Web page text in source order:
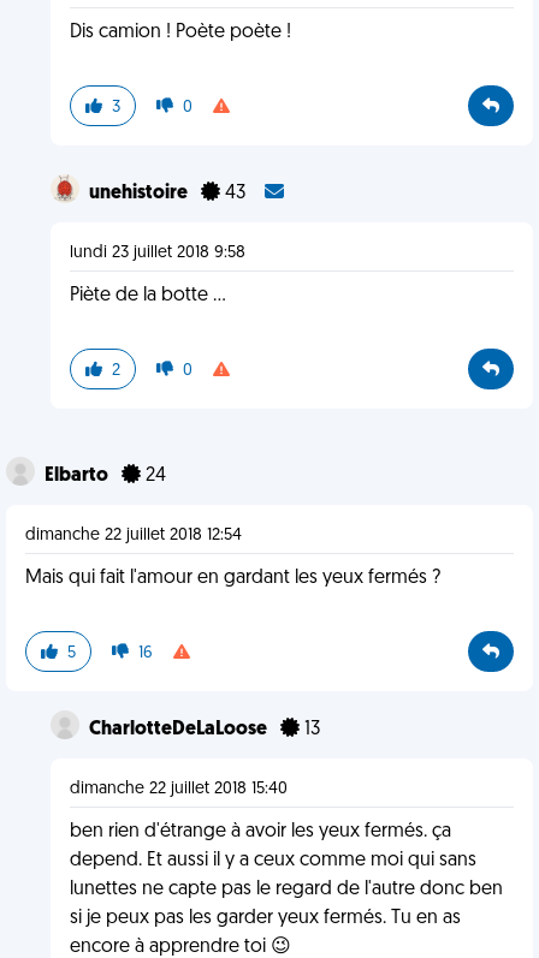
Dis camion ! Poète poète !
3 0
unehistoire 43
lundi 23 juillet 2018 9:58
Piète de la botte ...
2 0
Elbarto 24
dimanche 22 juillet 2018 12:54
Mais qui fait l'amour en gardant les yeux fermés ?
5 16
CharlotteDeLaLoose 13
dimanche 22 juillet 2018 15:40
ben rien d'étrange à avoir les yeux fermés. ça
depend. Et aussi il y a ceux comme moi qui sans
lunettes ne capte pas le regard de l'autre donc ben
si je peux pas les garder yeux fermés. Tu en as
encore à apprendre toi 😉